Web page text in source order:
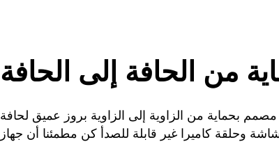
من الحافة إلى الحافة
مصمم بحماية من الزاوية إلى الزاوية بروز عميق لحافة
وحلقة كاميرا غير قابلة للصدأ كن مطمئنا أن جهاز